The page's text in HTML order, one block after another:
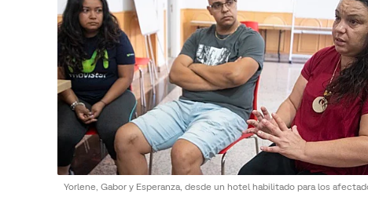
Yorlene, Gabor y Esperanza, desde un hotel habilitado para los